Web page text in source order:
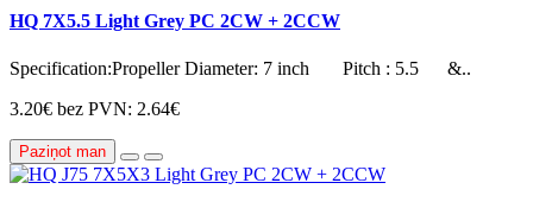
HQ 7X5.5 Light Grey PC 2CW + 2CCW
Specification:Propeller Diameter: 7 inch Pitch : 5.5 &..
3.20€ bez PVN: 2.64€
Paziņot man